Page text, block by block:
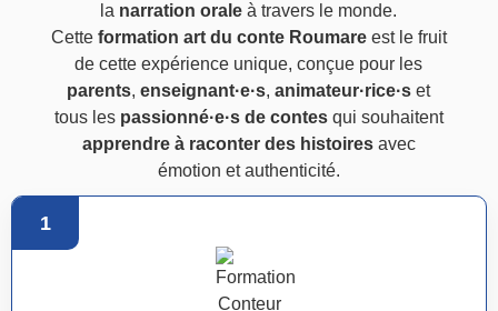
la narration orale à travers le monde.
Cette formation art du conte Roumareest le fruit
de cette expérience unique, conçue pour les
parents,enseignant·e·s,animateur·rice·s et
tous les passionné·e·s de contesqui souhaitent
apprendre à raconter des histoiresavec
émotion et authenticité.
1